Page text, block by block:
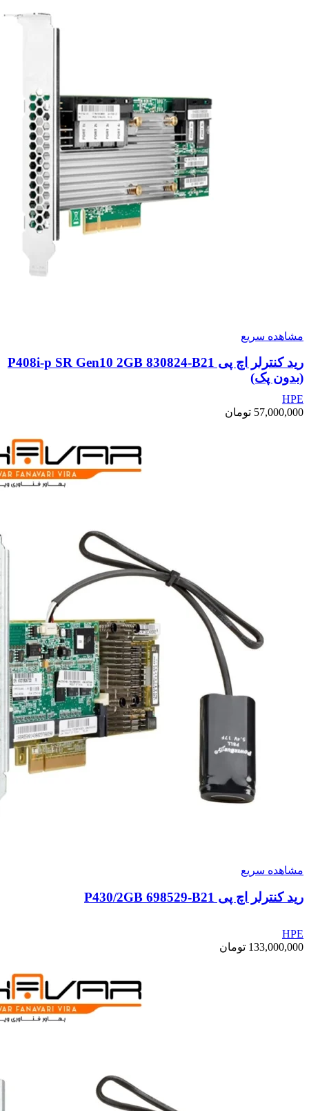
مشاهده سریع
رید کنترلر اچ پی P408i-p SR Gen10 2GB 830824-B21
(بدون پک)
HPE
57,000,000 تومان
مشاهده سریع
رید کنترلر اچ پی P430/2GB 698529-B21
HPE
133,000,000 تومان